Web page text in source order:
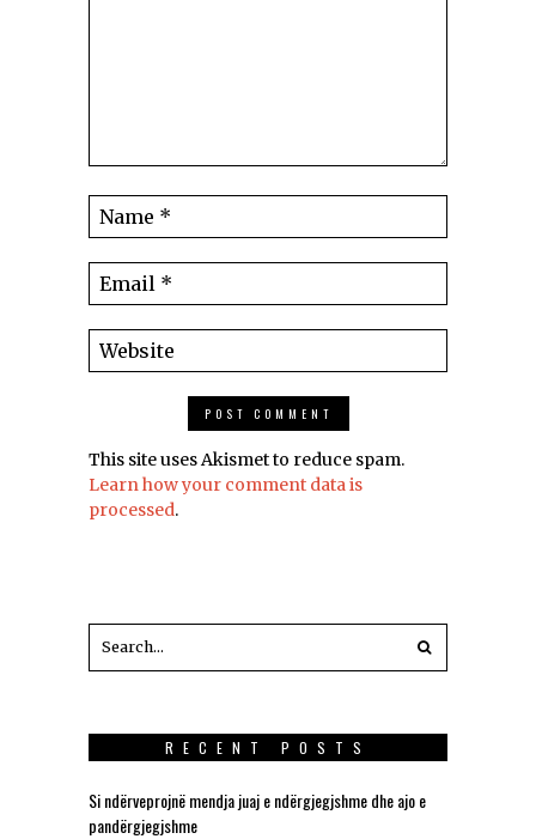
This site uses Akismet to reduce spam.
Learn how your comment data is
processed.
RECENT POSTS
Si ndërveprojnë mendja juaj e ndërgjegjshme dhe ajo e
pandërgjegjshme